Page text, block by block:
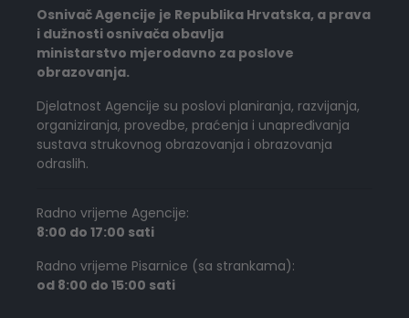
Osnivač Agencije je Republika Hrvatska, a prava
i dužnosti osnivača obavlja
ministarstvo mjerodavno za poslove
obrazovanja.
Djelatnost Agencije su poslovi planiranja, razvijanja,
organiziranja, provedbe, praćenja i unapređivanja
sustava strukovnog obrazovanja i obrazovanja
odraslih.
Radno vrijeme Agencije:
8:00 do 17:00 sati
Radno vrijeme Pisarnice (sa strankama):
od 8:00 do 15:00 sati